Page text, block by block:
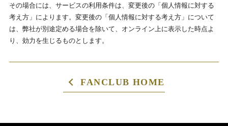
その場合には、サービスの利用条件は、変更後の「個人情報に対する
考え方」によります。変更後の「個人情報に対する考え方」について
は、弊社が別途定める場合を除いて、オンライン上に表示した時点よ
り、効力を生じるものとします。
FANCLUB HOME